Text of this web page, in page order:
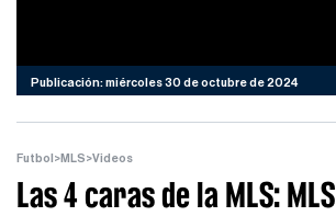
Publicación: miércoles 30 de octubre de 2024
Futbol >MLS>Videos
Las 4 caras de la MLS: MLS